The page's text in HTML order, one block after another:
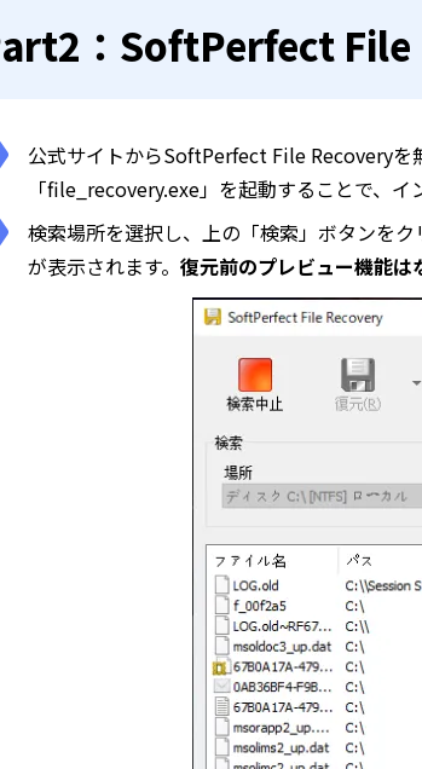
：SoftPerfect File
公式サイトからSoftPerfect File Recoveryを
「file_recovery.exe」を起動することで、イ
検索場所を選択し、上の「検索」ボタンを
が表示されます。 復元前のプレビュー機能は